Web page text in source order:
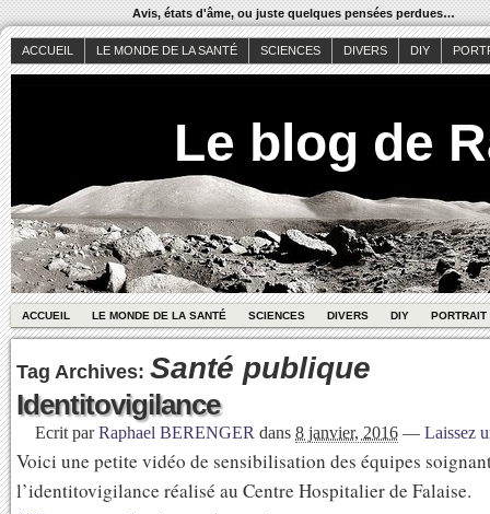
Avis, états d'âme, ou juste quelques pensées perdues…
ACCUEIL LE MONDE DE LA SANTÉ SCIENCES DIVERS DIY
Le blog de
ACCUEIL LE MONDE DE LA SANTÉ SCIENCES DIVERS DIY PORTRAIT
Tag Archives: Santé publique
Identitovigilance
Ecrit parRaphael BERENGER dans 8 janvier, 2016 — Laissez
Voici une petite vidéo de sensibilisation des équipes
l’identitovigilance réalisé au Centre Hospitalier de